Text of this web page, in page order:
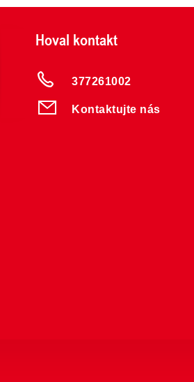
Hoval kontakt
377261002
Kontaktujte nás